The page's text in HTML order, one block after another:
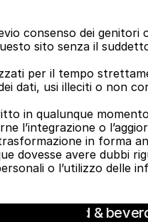
consenso dei
sito senza il
per il tempo
dati, usi illeciti o non
in qualunque
l’integrazione o
in forma
dovesse avere dubbi
o l’utilizzo
◊ Food &